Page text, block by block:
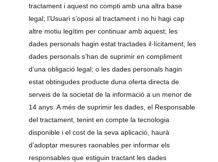
tractament i aquest no compti amb una altra base
legal; l’Usuari s’oposi al tractament i no hi hagi cap
altre motiu legítim per continuar amb aquest; les
dades personals hagin estat tractades il·lícitament; les
dades personals s’han de suprimir en compliment
d’una obligació legal; o les dades personals hagin
estat obtingudes producte duna oferta directa de
serveis de la societat de la informació a un menor de
14 anys. A més de suprimir les dades, el Responsable
del tractament, tenint en compte la tecnologia
disponible i el cost de la seva aplicació, haurà
d’adoptar mesures raonables per informar els
responsables que estiguin tractant les dades